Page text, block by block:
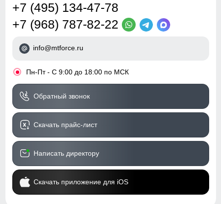
+7 (495) 134-47-78
+7 (968) 787-82-22
info@mtforce.ru
• Пн-Пт - С 9:00 до 18:00 по МСК
Обратный звонок
Скачать прайс-лист
Написать директору
Скачать приложение для iOS